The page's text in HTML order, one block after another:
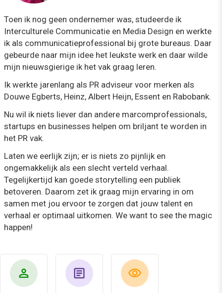
Toen ik nog geen ondernemer was, studeerde ik
Interculturele Communicatie en Media Design en werkte
ik als communicatieprofessional bij grote bureaus. Daar
gebeurde naar mijn idee het leukste werk en daar wilde
mijn nieuwsgierige ik het vak graag leren.
Ik werkte jarenlang als PR adviseur voor merken als
Douwe Egberts, Heinz, Albert Heijn, Essent en Rabobank.
Nu wil ik niets liever dan andere marcomprofessionals,
startups en businesses helpen om briljant te worden in
het PR vak.
Laten we eerlijk zijn; er is niets zo pijnlijk en
ongemakkelijk als een slecht verteld verhaal.
Tegelijkertijd kan goede storytelling een publiek
betoveren. Daarom zet ik graag mijn ervaring in om
samen met jou ervoor te zorgen dat jouw talent en
verhaal er optimaal uitkomen. We want to see the magic
happen!